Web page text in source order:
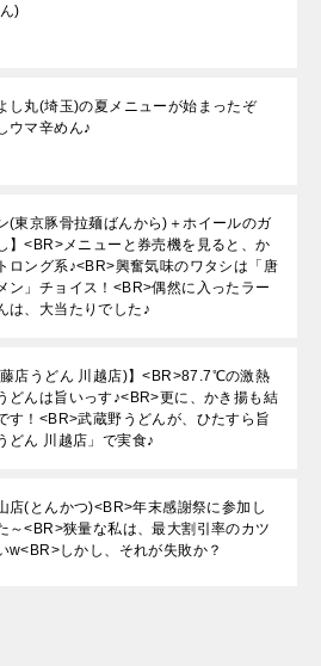
)
し丸(埼玉)の夏メニューが始まったぞ
ウマ辛めん♪
(東京豚骨拉麺ばんから)＋ホイールのガ
】<BR>メニューと券売機を見ると、か
ロング系♪<BR>興奮気味のワタシは「唐
ン」チョイス！<BR>偶然に入ったラー
は、大当たりでした♪
藤店うどん 川越店)】<BR>87.7℃の激熱
どんは旨いっす♪<BR>更に、かき揚も結
す！<BR>武蔵野うどんが、ひたすら旨
どん 川越店」で実食♪
店(とんかつ)<BR>年末感謝祭に参加し
～<BR>狭量な私は、最大割引率のカツ
w<BR>しかし、それが失敗か？